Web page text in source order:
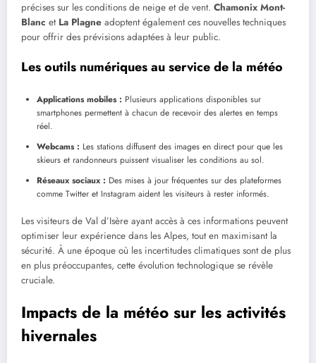
précises sur les conditions de neige et de vent. Chamonix Mont-
Blanc et La Plagne adoptent également ces nouvelles techniques
pour offrir des prévisions adaptées à leur public.
Les outils numériques au service de la météo
Applications mobiles : Plusieurs applications disponibles sur
smartphones permettent à chacun de recevoir des alertes en temps
réel.
Webcams : Les stations diffusent des images en direct pour que les
skieurs et randonneurs puissent visualiser les conditions au sol.
Réseaux sociaux : Des mises à jour fréquentes sur des plateformes
comme Twitter et Instagram aident les visiteurs à rester informés.
Les visiteurs de Val d’Isère ayant accès à ces informations peuvent
optimiser leur expérience dans les Alpes, tout en maximisant la
sécurité. À une époque où les incertitudes climatiques sont de plus
en plus préoccupantes, cette évolution technologique se révèle
cruciale.
Impacts de la météo sur les activités
hivernales